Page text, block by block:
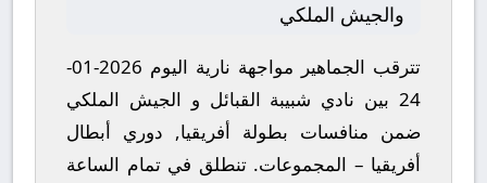
والجيش الملكي
تترقب الجماهير مواجهة نارية اليوم 2026-01-
24 بين نادي شبيبة القبائل و الجيش الملكي
ضمن منافسات بطولة أفريقيا, دوري أبطال
أفريقيا – المجموعات. تنطلق في تمام الساعة